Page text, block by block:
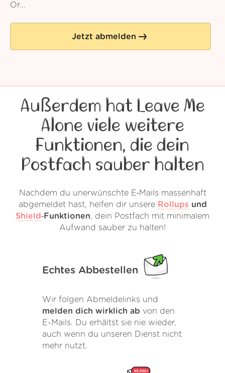
Or...
Jetzt abmelden
Außerdem hat Leave Me
Alone viele weitere
Funktionen, die dein
Postfach sauber halten
Nachdem du unerwünschte E‑Mails massenhaft
abgemeldet hast, helfen dir unsere Rollupsund
Shield‑Funktionen, dein Postfach mit minimalem
Aufwand sauber zu halten!
Echtes Abbestellen
Wir folgen Abmeldelinks und
melden dich wirklich ab von den
E-Mails. Du erhältst sie nie wieder,
auch wenn du unseren Dienst nicht
mehr nutzt.